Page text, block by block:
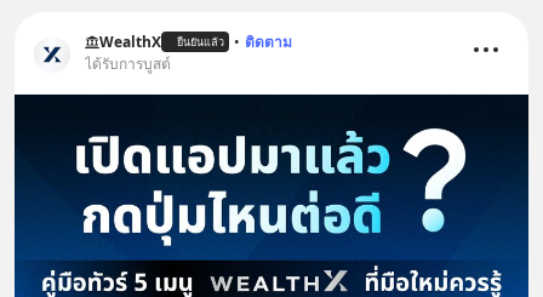
WealthX ยืนยันแล้ว • ติดตาม
ได้รับการบูสต์